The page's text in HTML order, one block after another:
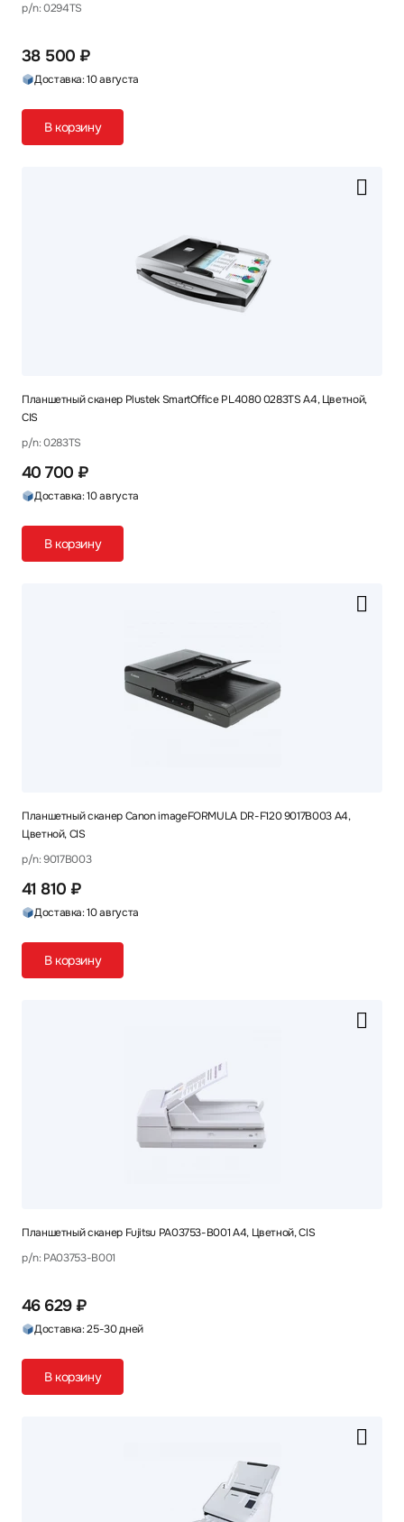
p/n: 0294TS
38 500 ₽
Доставка: 10 августа
В корзину
Планшетный сканер Plustek SmartOffice PL4080 0283TS A4, Цветной,
CIS
p/n: 0283TS
40 700 ₽
Доставка: 10 августа
В корзину
Планшетный сканер Canon imageFORMULA DR-F120 9017B003 A4,
Цветной, CIS
p/n: 9017B003
41 810 ₽
Доставка: 10 августа
В корзину
Планшетный сканер Fujitsu PA03753-B001 A4, Цветной, CIS
p/n: PA03753-B001
46 629 ₽
Доставка: 25-30 дней
В корзину